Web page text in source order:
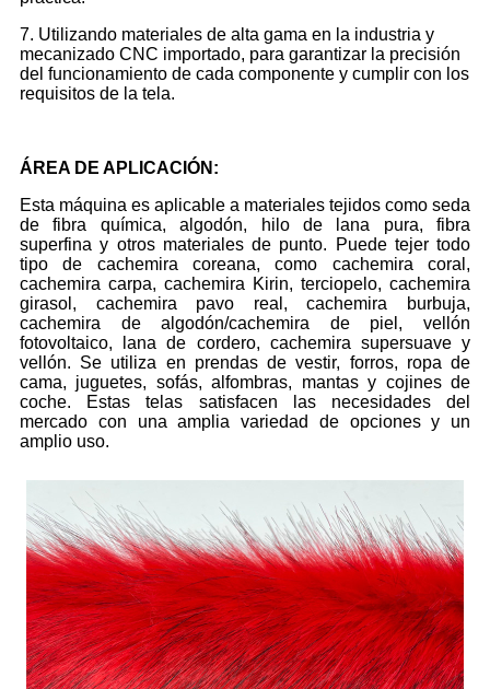
7. Utilizando materiales de alta gama en la industria y
mecanizado CNC importado, para garantizar la precisión
del funcionamiento de cada componente y cumplir con los
requisitos de la tela.
ÁREA DE APLICACIÓN :
Esta máquina es aplicable a materiales tejidos como seda
de fibra química, algodón, hilo de lana pura, fibra
superfina y otros materiales de punto. Puede tejer todo
tipo de cachemira coreana, como cachemira coral,
cachemira carpa, cachemira Kirin, terciopelo, cachemira
girasol, cachemira pavo real, cachemira burbuja,
cachemira de algodón/cachemira de piel, vellón
fotovoltaico, lana de cordero, cachemira supersuave y
vellón. Se utiliza en prendas de vestir, forros, ropa de
cama, juguetes, sofás, alfombras, mantas y cojines de
coche. Estas telas satisfacen las necesidades del
mercado con una amplia variedad de opciones y un
amplio uso.